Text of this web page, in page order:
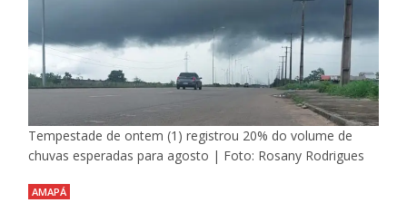
Tempestade de ontem (1) registrou 20% do volume de
chuvas esperadas para agosto | Foto: Rosany Rodrigues
AMAPÁ